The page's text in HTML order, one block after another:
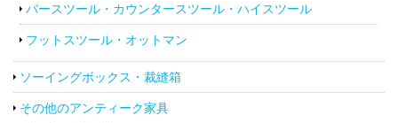
バースツール・カウンタースツール・ハイスツール
フットスツール・オットマン
ソーイングボックス・裁縫箱
その他のアンティーク家具